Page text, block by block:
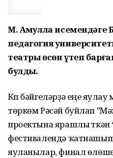
М. Аҡмулла исемендәге
педагогия
театры өсөн үтеп
булды.
Күп бәйгеләрҙә еңеү
төркөм Рәсәй буйлап
проектына ярашлы
фестивалендә ҡатнашып,
яуланылар, финал